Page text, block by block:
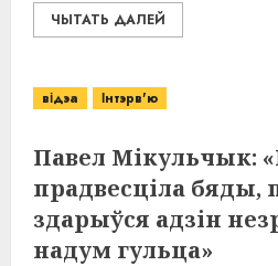
ЧЫТАТЬ ДАЛЕЙ
відэа Інтэрв'ю
Павел Мікульчык:
прадвесціла бяды,
здарыўся адзін
надум гульца»